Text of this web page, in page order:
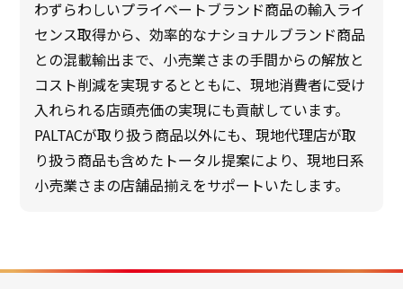
わずらわしいプライベートブランド商品の輸入ライ
センス取得から、効率的なナショナルブランド商品
との混載輸出まで、小売業さまの手間からの解放と
コスト削減を実現するとともに、現地消費者に受け
入れられる店頭売価の実現にも貢献しています。
PALTACが取り扱う商品以外にも、現地代理店が取
り扱う商品も含めたトータル提案により、現地日系
小売業さまの店舗品揃えをサポートいたします。